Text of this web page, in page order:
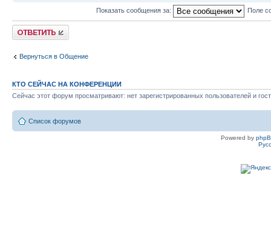
Показать сообщения за: Поле
Ответить
Вернуться в Общение
КТО СЕЙЧАС НА КОНФЕРЕНЦИИ
Сейчас этот форум просматривают: нет зарегистрированных пользователей и
Список форумов
Powered by